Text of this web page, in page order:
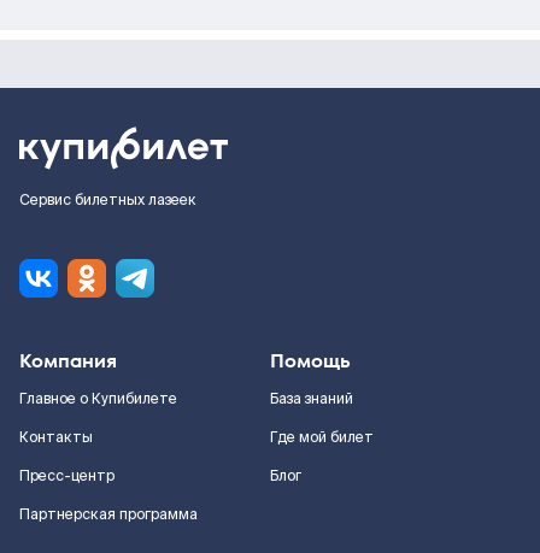
Сервис билетных лазеек
Компания
Главное о Купибилете
Контакты
Пресс-центр
Партнерская программа
Помощь
База знаний
Где мой билет
Блог